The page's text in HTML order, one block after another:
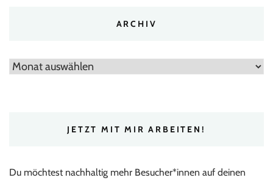
ARCHIV
Archiv
JETZT MIT MIR ARBEITEN!
Du möchtest nachhaltig mehr Besucher*innen auf deinen